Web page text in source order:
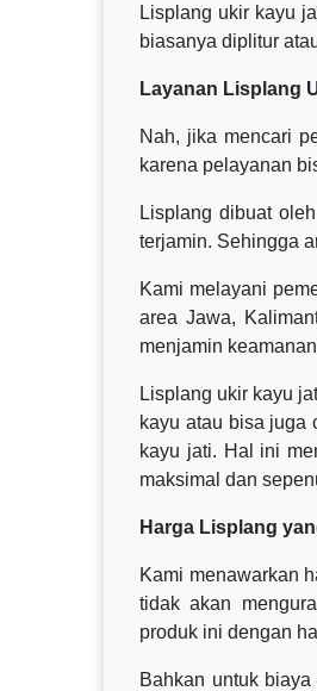
Lisplang ukir kayu
biasanya diplitur
Layanan Lisplang
Nah, jika mencari
karena pelayanan
Lisplang dibuat
terjamin. Sehingga
Kami melayani
area Jawa,
menjamin
Lisplang ukir kayu
kayu atau bisa juga
kayu jati. Hal ini
maksimal dan
Harga Lisplang
Kami menawarkan
tidak akan
produk ini dengan
Bahkan untuk